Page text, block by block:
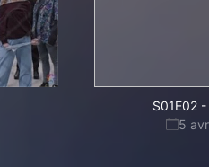
S01E02 -
5